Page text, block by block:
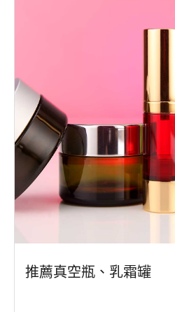
推薦真空瓶、乳霜罐
繁體中文 English